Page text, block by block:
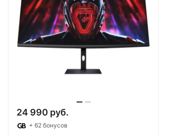
24 990 руб.
+ 62 бонусов